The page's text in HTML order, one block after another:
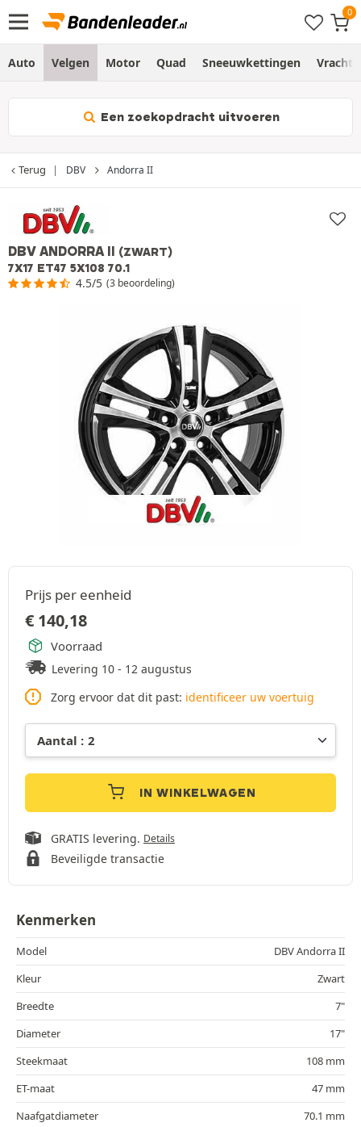
Auto Velgen Motor Quad Sneeuwkettingen
Een zoekopdracht uitvoeren
Terug DBV Andorra II
DBV ANDORRA II (ZWART)
7X17 ET47 5X108 70.1
4.5/5 (3 beoordeling)
Prijs per eenheid
€ 140,18
Voorraad
Levering 10 - 12 augustus
Zorg ervoor dat dit past: identificeer uw voertuig
IN WINKELWAGEN
GRATIS levering. Details
Beveiligde transactie
Kenmerken
Model
DBV Andorra II
Kleur
Zwart
Breedte
7"
Diameter
17"
Steekmaat
108 mm
ET-maat
47 mm
Naafgatdiameter
70.1 mm